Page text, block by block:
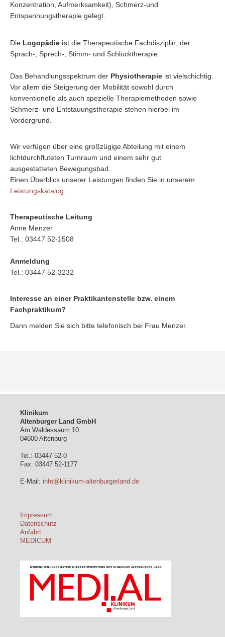
Konzentration, Aufmerksamkeit), Schmerz-und
Entspannungstherapie gelegt.
Die Logopädie ist die Therapeutische Fachdisziplin, der
Sprach-, Sprech-, Stimm- und Schlucktherapie.
Das Behandlungsspektrum der Physiotherapie ist vielschichtig.
Vor allem die Steigerung der Mobilität sowohl durch
konventionelle als auch spezielle Therapiemethoden sowie
Schmerz- und Entstauungstherapie stehen hierbei im
Vordergrund.
Wir verfügen über eine großzügige Abteilung mit einem
lichtdurchfluteten Turnraum und einem sehr gut
ausgestatteten Bewegungsbad.
Einen Überblick unserer Leistungen finden Sie in unserem
Leistungskatalog.
Therapeutische Leitung
Anne Menzer
Tel.: 03447 52-1508
Anmeldung
Tel.: 03447 52-3232
Interesse an einer Praktikantenstelle bzw. einem
Fachpraktikum?
Dann melden Sie sich bitte telefonisch bei Frau Menzer.
Klinikum
Altenburger Land GmbH
Am Waldessaum 10
04600 Altenburg
Tel.: 03447 52-0
Fax: 03447 52-1177
E-Mail: info@klinikum-altenburgerland.de
Impressum
Datenschutz
Anfahrt
MEDICUM